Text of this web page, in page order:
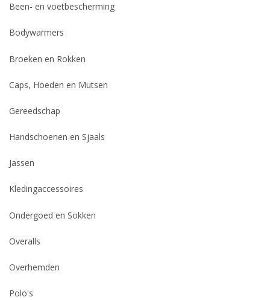
Been- en voetbescherming
Bodywarmers
Broeken en Rokken
Caps, Hoeden en Mutsen
Gereedschap
Handschoenen en Sjaals
Jassen
Kledingaccessoires
Ondergoed en Sokken
Overalls
Overhemden
Polo's